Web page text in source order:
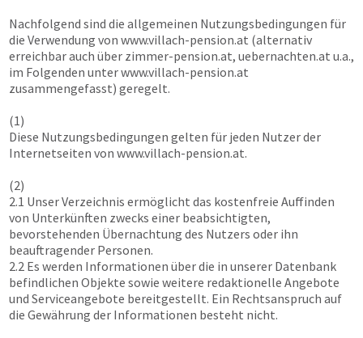
Nachfolgend sind die allgemeinen Nutzungsbedingungen für
die Verwendung von www.villach-pension.at (alternativ
erreichbar auch über zimmer-pension.at, uebernachten.at u.a.,
im Folgenden unterwww.villach-pension.at
zusammengefasst) geregelt.
(1)
Diese Nutzungsbedingungen gelten für jeden Nutzer der
Internetseiten von www.villach-pension.at.
(2)
2.1 Unser Verzeichnis ermöglicht das kostenfreie Auffinden
von Unterkünften zwecks einer beabsichtigten,
bevorstehenden Übernachtung des Nutzers oder ihn
beauftragender Personen.
2.2 Es werden Informationen über die in unserer Datenbank
befindlichen Objekte sowie weitere redaktionelle Angebote
und Serviceangebote bereitgestellt. Ein Rechtsanspruch auf
die Gewährung der Informationen besteht nicht.